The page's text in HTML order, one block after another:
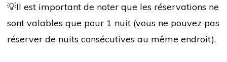
💡Il est important de noter que les réservations ne
sont valables que pour 1 nuit (vous ne pouvez pas
réserver de nuits consécutives au même endroit).